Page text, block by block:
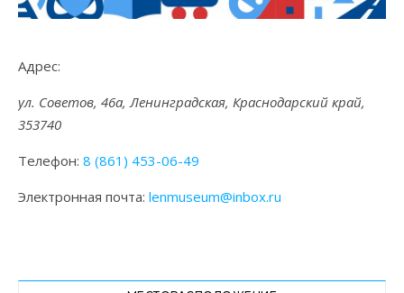
Адрес:
ул. Советов, 46а, Ленинградская, Краснодарский край,
353740
Телефон: 8 (861) 453-06-49
Электронная почта: lenmuseum@inbox.ru